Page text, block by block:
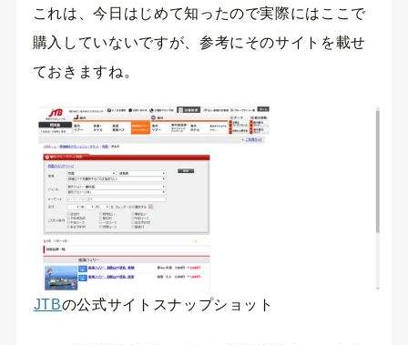
これは、今日はじめて知ったので実際にはここで
購入していないですが、参考にそのサイトを載せ
ておきますね。
JTBの公式サイトスナップショット